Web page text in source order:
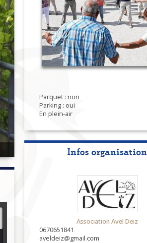
Parquet : non
Parking : oui
En plein-air
Infos organisation
Association Avel Deiz
0670651841
aveldeiz@gmail.com